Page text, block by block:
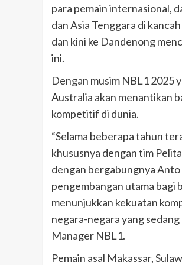
para pemain internasional,
dan Asia Tenggara di
dan kini ke Dandenong
ini.
Dengan musim NBL1 2025
Australia akan menantikan
kompetitif di dunia.
“Selama beberapa tahun
khususnya dengan tim
dengan bergabungnya
pengembangan utama bagi
menunjukkan kekuatan
negara-negara yang
Manager NBL1.
Pemain asal Makassar,